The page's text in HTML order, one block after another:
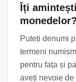
Îți
Puteți denumi
termeni
pentru fața și
aveți nevoie de